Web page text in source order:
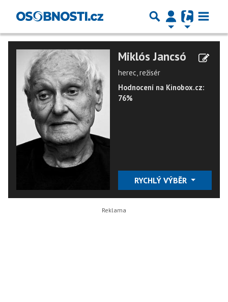
Miklós Jancsó
herec, režisér
Hodnocení na Kinobox.cz:
76%
RYCHLÝ VÝBĚR